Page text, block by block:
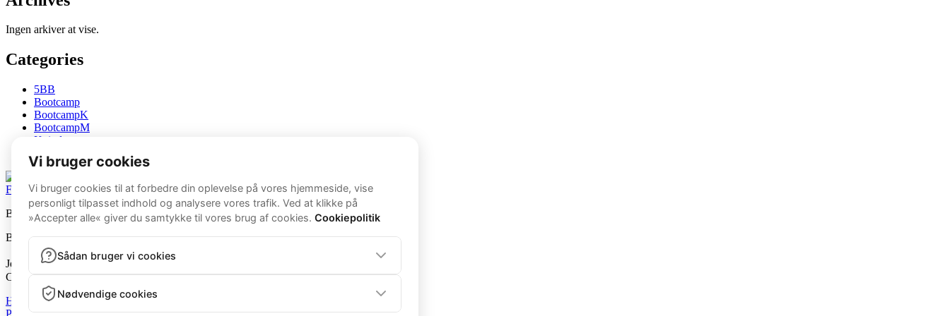
Ingen arkiver at vise.
Categories
5BB
Bootcamp
BootcampK
BootcampM
Kvinde
Mand
Facebook Instagram
Beast Fitness v. Jens the Beast
Beast Fitness © 2026
Jens The Beast ApS
CVR: 40268081
Handelsbetingelser